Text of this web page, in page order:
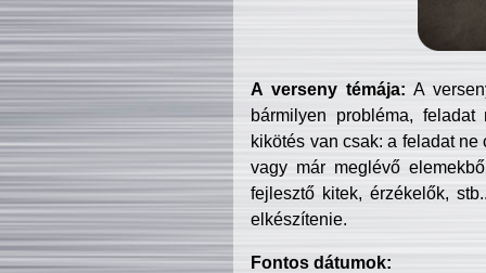
A verseny témája: A
bármilyen probléma, feladat
kikötés van csak: a feladat
vagy már meglévő
fejlesztő kitek, érzékelők,
elkészítenie.
Fontos dátumok: